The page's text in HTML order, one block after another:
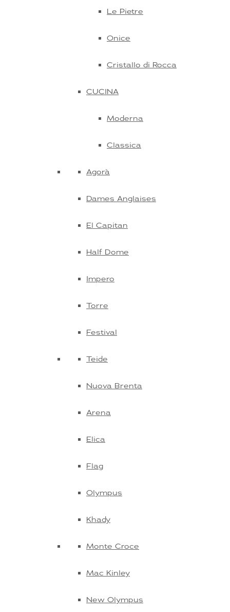
Le Pietre
Onice
Cristallo di Rocca
CUCINA
Moderna
Classica
Agorà
Dames Anglaises
El Capitan
Half Dome
Impero
Torre
Festival
Teide
Nuova Brenta
Arena
Elica
Flag
Olympus
Khady
Monte Croce
Mac Kinley
New Olympus